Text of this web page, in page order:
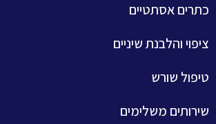
כתרים אסתטיים
ציפוי והלבנת שיניים
טיפול שורש
שירותים משלימים